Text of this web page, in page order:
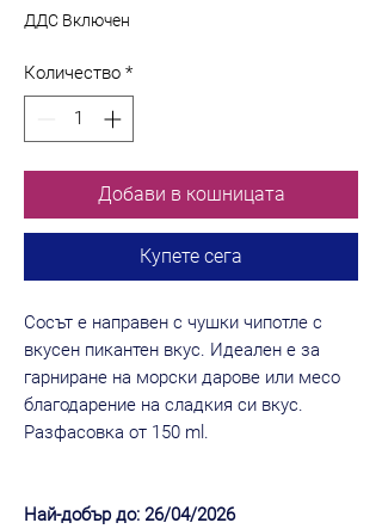
ДДС Включен
Количество *
Добави в кошницата
Купете сега
Сосът е направен с чушки чипотле с
вкусен пикантен вкус. Идеален е за
гарниране на морски дарове или месо
благодарение на сладкия си вкус.
Разфасовка от 150 ml.
Най-добър до: 26/04/2026